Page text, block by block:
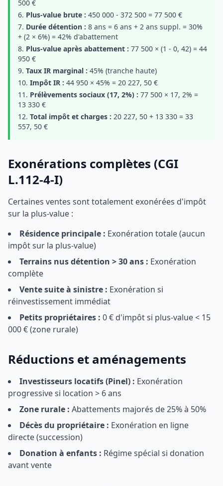
500 €
Plus-value brute : 450 000 - 372 500 = 77 500 €
Durée détention : 8 ans = 6 ans + 2 ans suppl. = 30%
+ (2 × 6%) = 42% d'abattement
Plus-value après abattement : 77 500 × (1 - 0, 42) = 44
950 €
Taux IR marginal : 45% (tranche haute)
Impôt IR : 44 950 × 45% = 20 227, 50 €
Prélèvements sociaux (17, 2%) : 77 500 × 17, 2% =
13 330 €
Total impôt et charges : 20 227, 50 + 13 330 = 33
557, 50 €
Exonérations complètes (CGI
L.112-4-I)
Certaines ventes sont totalement exonérées d'impôt
sur la plus-value :
Résidence principale : Exonération totale (aucun
impôt sur la plus-value)
Terrains nus détention > 30 ans : Exonération
complète
Vente suite à sinistre : Exonération si
réinvestissement immédiat
Petits propriétaires : 0 € d'impôt si plus-value < 15
000 € (zone rurale)
Réductions et aménagements
Investisseurs locatifs (Pinel) : Exonération
progressive si location > 6 ans
Zone rurale : Abattements majorés de 25% à 50%
Décès du propriétaire : Exonération en ligne
directe (succession)
Donation à enfants : Régime spécial si donation
avant vente